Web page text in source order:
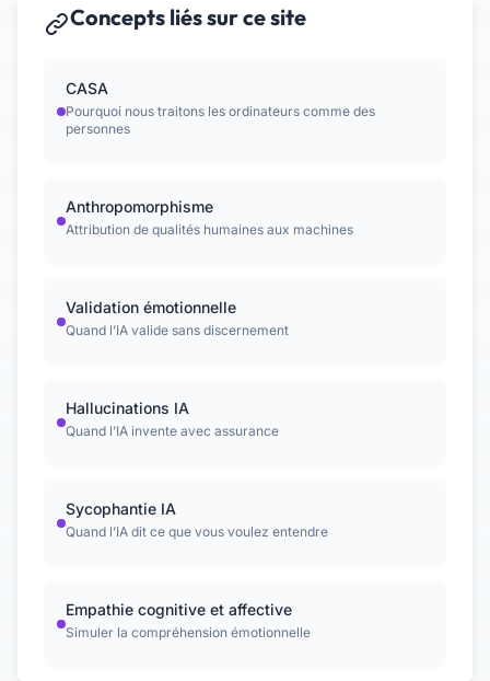
Concepts liés sur ce site
CASA
Pourquoi nous traitons les ordinateurs comme des
personnes
Anthropomorphisme
Attribution de qualités humaines aux machines
Validation émotionnelle
Quand l’IA valide sans discernement
Hallucinations IA
Quand l’IA invente avec assurance
Sycophantie IA
Quand l’IA dit ce que vous voulez entendre
Empathie cognitive et affective
Simuler la compréhension émotionnelle